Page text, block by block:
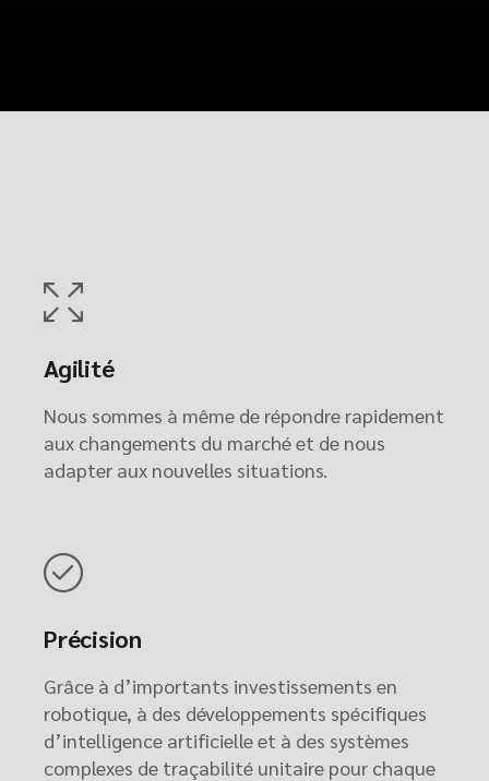
Agilité
Nous sommes à même de répondre rapidement
aux changements du marché et de nous
adapter aux nouvelles situations.
Précision
Grâce à d’importants investissements en
robotique, à des développements spécifiques
d’intelligence artificielle et à des systèmes
complexes de traçabilité unitaire pour chaque